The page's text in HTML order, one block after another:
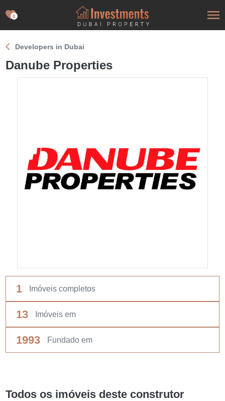
0
Developers in Dubai
Danube Properties
1 Imóveis completos
13 Imóveis em
1993 Fundado em
Todos os imóveis deste construtor